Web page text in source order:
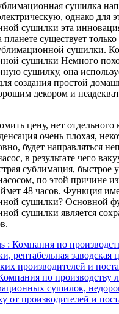
сушилка
однако для
сушилки эта
планете существует
сушилки.
сушилки Немного
сушилку, она
создания простой
декором и
цену, нет отдельного
очень плохая,
будет направляться
в результате чего
сублимация, быстрое
по этой причине
48 часов. Функция
сушилки? Основной
сушилки является
: Компания по
рентабельная заводская
производителей и
по производству
сушилок,
от производителей и